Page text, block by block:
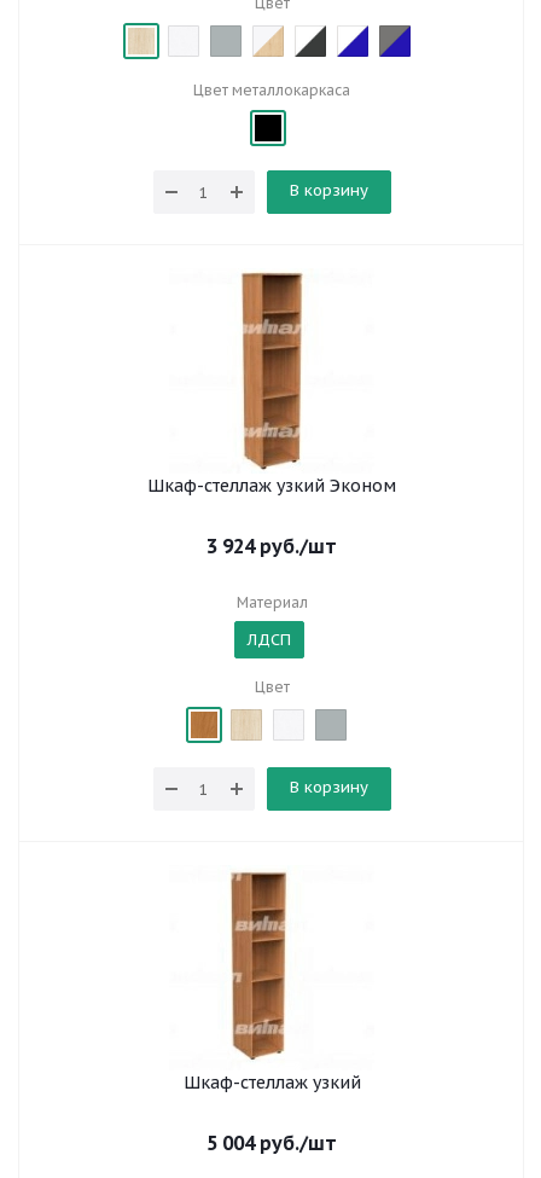
Цвет металлокаркаса
В корзину
Шкаф-стеллаж узкий Эконом
3 924руб./шт
Материал
ЛДСП
Цвет
В корзину
Шкаф-стеллаж узкий
5 004руб./шт